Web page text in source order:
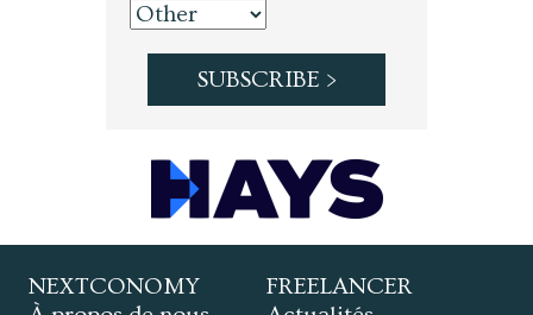
NEXTCONOMY
FREELANCER